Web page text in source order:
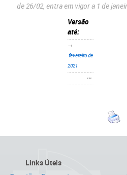
de 26/02, entra em vigor a 1 de
Versão
até:
→
fevereiro de
2021
•••
Links Úteis